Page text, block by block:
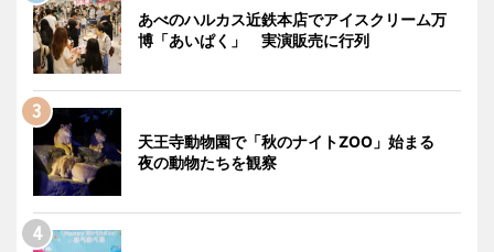
あべのハルカス近鉄本店でアイスクリーム万
博「あいぱく」 実演販売に行列
天王寺動物園で「秋のナイトZOO」始まる
夜の動物たちを観察